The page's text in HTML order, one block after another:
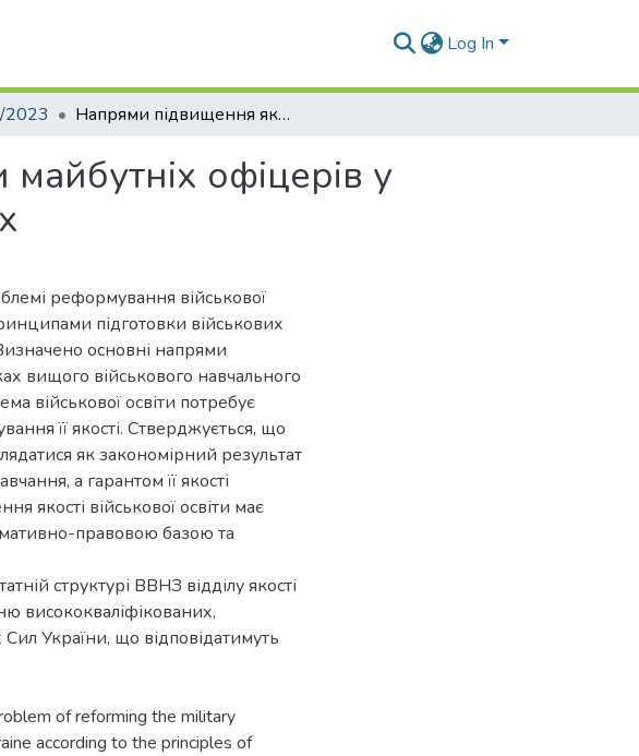
Log In
Напрями підвищення якості підготовки майбутніх офіцерів у військових вищих навчальних закладах
офіцерів у
реформування військової
підготовки військових
основні напрями
вищого військового навчального
військової освіти потребує
її якості. Стверджується, що
як закономірний результат
а гарантом її якості
якості військової освіти має
правовою базою та
структурі ВВНЗ відділу якості
висококваліфікованих,
України, що відповідатимуть
of reforming the military
according to the principles of